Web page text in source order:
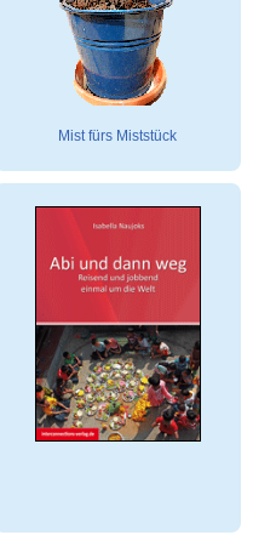
Mist fürs Miststück